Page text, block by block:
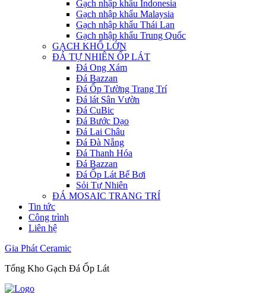
Gạch nhập khẩu Indonesia
Gạch nhập khẩu Malaysia
Gạch nhập khẩu Thái Lan
Gạch nhập khẩu Trung Quốc
GẠCH KHỔ LỚN
ĐÁ TỰ NHIÊN ỐP LÁT
Đá Ong Xám
Đá Bazzan
Đá Ốp Tường Trang Trí
Đá lát Sân Vườn
Đá CuBic
Đá Bước Dạo
Đá Lai Châu
Đá Đà Nẵng
Đá Thanh Hóa
Đá Bazzan
Đá Ốp Lát Bể Bơi
Sỏi Tự Nhiên
ĐÁ MOSAIC TRANG TRÍ
Tin tức
Công trình
Liên hệ
Gia Phát Ceramic
Tổng Kho Gạch Đá Ốp Lát